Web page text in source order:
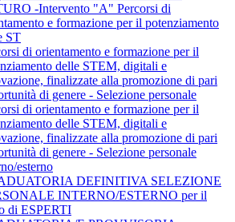
-Intervento "A" Percorsi di
e formazione per il potenziamento
ST
di orientamento e formazione per il
delle STEM, digitali e
finalizzate alla promozione di pari
di genere - Selezione personale
di orientamento e formazione per il
delle STEM, digitali e
finalizzate alla promozione di pari
di genere - Selezione personale
esterno
DEFINITIVA SELEZIONE
INTERNO/ESTERNO per il
di ESPERTI